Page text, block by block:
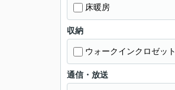
床暖房
収納
ウォークインクロゼット
通信・放送